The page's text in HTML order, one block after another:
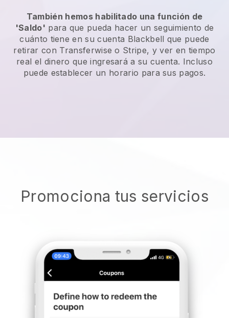
También hemos habilitado una función de
'Saldo' para que pueda hacer un seguimiento de
cuánto tiene en su cuenta Blackbell que puede
retirar con Transferwise o Stripe, y ver en tiempo
real el dinero que ingresará a su cuenta. Incluso
puede establecer un horario para sus pagos.
Promociona tus servicios